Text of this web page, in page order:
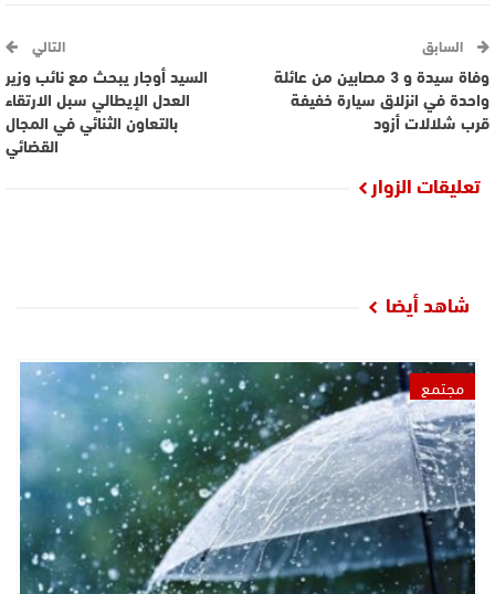
السابق
وفاة سيدة و 3 مصابين من عائلة
واحدة في انزلاق سيارة خفيفة
قرب شلالات أزود
التالي
السيد أوجار يبحث مع نائب وزير
العدل الإيطالي سبل الارتقاء
بالتعاون الثنائي في المجال
القضائي
تعليقات الزوار
شاهد أيضا
مجتمع